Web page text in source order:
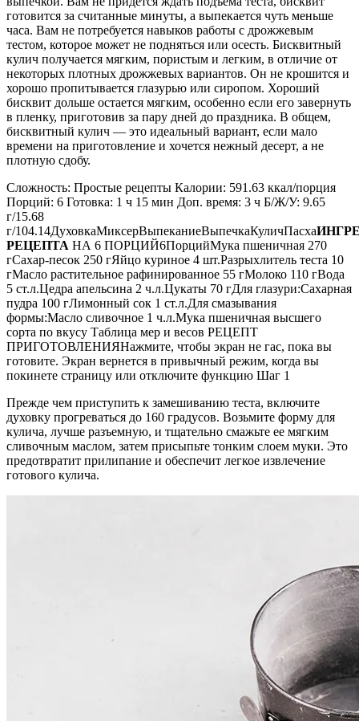
готовится за считанные минуты, а выпекается чуть меньше
часа. Вам не потребуется навыков работы с дрожжевым
тестом, которое может не подняться или осесть. Бисквитный
кулич получается мягким, пористым и легким, в отличие от
некоторых плотных дрожжевых вариантов. Он не крошится и
хорошо пропитывается глазурью или сиропом. Хороший
бисквит дольше остается мягким, особенно если его завернуть
в пленку, приготовив за пару дней до праздника. В общем,
бисквитный кулич — это идеальный вариант, если мало
времени на приготовление и хочется нежный десерт, а не
плотную сдобу.
Сложность: Простые рецепты Калории: 591.63 ккал/порция
Порций: 6 Готовка: 1 ч 15 мин Доп. время: 3 ч Б/Ж/У: 9.65
г/15.68
г/104.14ДуховкаМиксерВыпеканиеВыпечкаКуличПасха
РЕЦЕПТА НА 6 ПОРЦИЙ6ПорцийМука пшеничная 270
гСахар-песок 250 гЯйцо куриное 4 шт.Разрыхлитель теста 10
гМасло растительное рафинированное 55 гМолоко 110 гВода
5 ст.л.Цедра апельсина 2 ч.л.Цукаты 70 гДля глазури:Сахарная
пудра 100 гЛимонный сок 1 ст.л.Для смазывания
формы:Масло сливочное 1 ч.л.Мука пшеничная высшего
сорта по вкусу Таблица мер и весов РЕЦЕПТ
ПРИГОТОВЛЕНИЯНажмите, чтобы экран не гас, пока вы
готовите. Экран вернется в привычный режим, когда вы
покинете страницу или отключите функцию Шаг 1
Прежде чем приступить к замешиванию теста, включите
духовку прогреваться до 160 градусов. Возьмите форму для
кулича, лучше разъемную, и тщательно смажьте ее мягким
сливочным маслом, затем присыпьте тонким слоем муки. Это
предотвратит прилипание и обеспечит легкое извлечение
готового кулича.